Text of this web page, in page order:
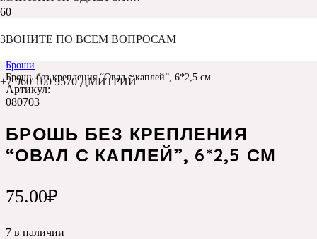
ЗВОНИТЕ ПО ВСЕМ ВОПРОСАМ
+7 960 100 9570 ДМИТРИЙ
Главная
Броши
Брошь без крепления “Овал с каплей”, 6*2,5 см
Артикул:
080703
БРОШЬ БЕЗ КРЕПЛЕНИЯ
“ОВАЛ С КАПЛЕЙ”, 6*2,5 СМ
75.00₽
7 в наличии